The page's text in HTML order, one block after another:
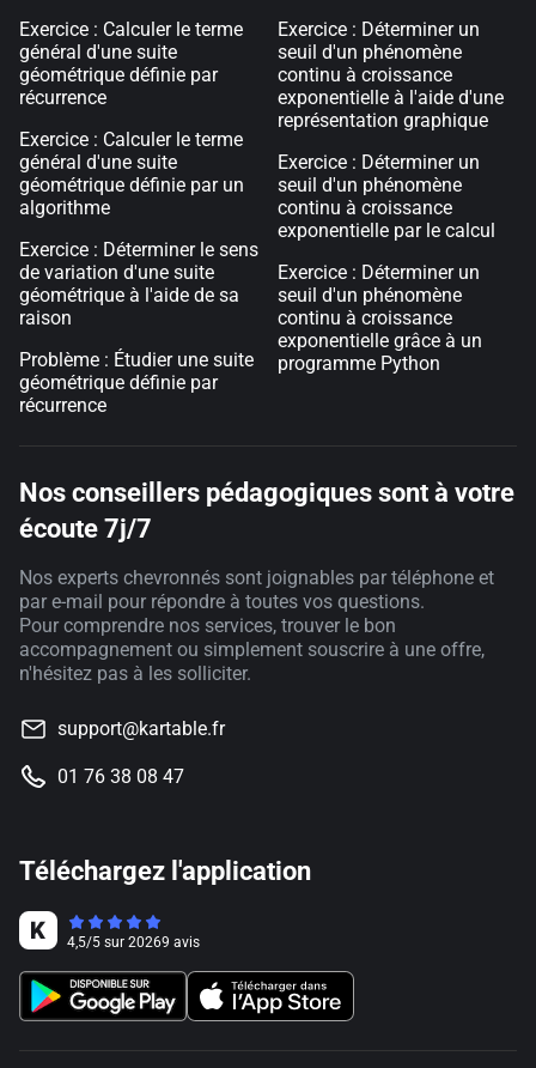
Exercice : Calculer le terme
général d'une suite
géométrique définie par
récurrence
Exercice : Calculer le terme
général d'une suite
géométrique définie par un
algorithme
Exercice : Déterminer le sens
de variation d'une suite
géométrique à l'aide de sa
raison
Problème : Étudier une suite
géométrique définie par
récurrence
Exercice : Déterminer un
seuil d'un phénomène
continu à croissance
exponentielle à l'aide d'une
représentation graphique
Exercice : Déterminer un
seuil d'un phénomène
continu à croissance
exponentielle par le calcul
Exercice : Déterminer un
seuil d'un phénomène
continu à croissance
exponentielle grâce à un
programme Python
Nos conseillers pédagogiques sont à votre
écoute 7j/7
Nos experts chevronnés sont joignables par téléphone et
par e-mail pour répondre à toutes vos questions.
Pour comprendre nos services, trouver le bon
accompagnement ou simplement souscrire à une offre,
n'hésitez pas à les solliciter.
support@kartable.fr
01 76 38 08 47
Téléchargez l'application
4,5/5 sur 20269 avis